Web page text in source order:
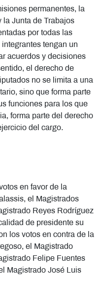
permanentes, la
la Junta de Trabajos
por todas las
tengan un
acuerdos y decisiones
el derecho de
no se limita a una
sino que forma parte
funciones para los que
forma parte del derecho
del cargo.
en favor de la
el Magistrados
Reyes Rodríguez
de presidente su
los votos en contra de la
el Magistrado
Felipe Fuentes
Magistrado José Luis